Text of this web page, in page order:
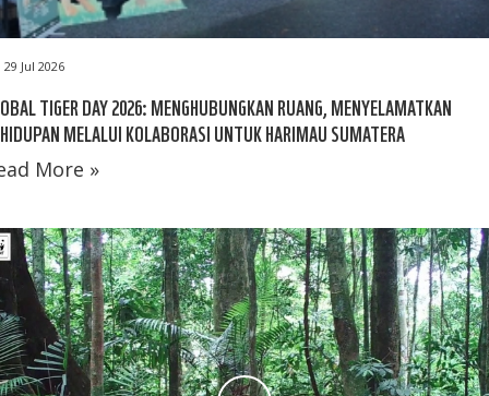
29 Jul 2026
TIGER DAY 2026: MENGHUBUNGKAN RUANG, MENYELAMATKAN
MELALUI KOLABORASI UNTUK HARIMAU SUMATERA
More »